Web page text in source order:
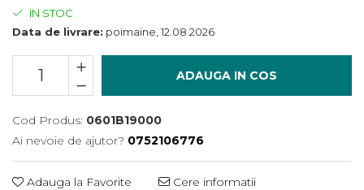
Rindele
Suflante cu Aer Cald
Șlefuitoare
IN STOC
Data de livrare: poimaine, 12.08.2026
ADAUGA IN COS
Cod Produs: 0601B19000
Ai nevoie de ajutor? 0752106776
Adauga la Favorite Cere informatii